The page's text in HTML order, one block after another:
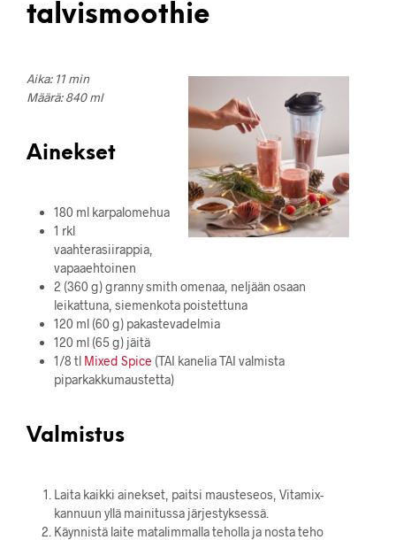
talvismoothie
Aika: 11 min
Määrä: 840 ml
Ainekset
180 ml karpalomehua
1 rkl
vaahterasiirappia,
vapaaehtoinen
2 (360 g) granny smith omenaa, neljään osaan
leikattuna, siemenkota poistettuna
120 ml (60 g) pakastevadelmia
120 ml (65 g) jäitä
1/8 tl Mixed Spice (TAI kanelia TAI valmista
piparkakkumaustetta)
Valmistus
Laita kaikki ainekset, paitsi mausteseos, Vitamix-
kannuun yllä mainitussa järjestyksessä.
Käynnistä laite matalimmalla teholla ja nosta teho